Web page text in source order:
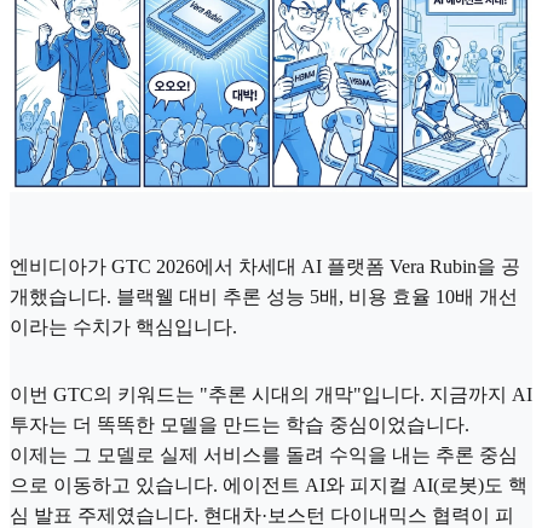
엔비디아가 GTC 2026에서 차세대 AI 플랫폼 Vera Rubin을 공
개했습니다. 블랙웰 대비 추론 성능 5배, 비용 효율 10배 개선
이라는 수치가 핵심입니다.
이번 GTC의 키워드는 "추론 시대의 개막"입니다. 지금까지 AI
투자는 더 똑똑한 모델을 만드는 학습 중심이었습니다.
이제는 그 모델로 실제 서비스를 돌려 수익을 내는 추론 중심
으로 이동하고 있습니다. 에이전트 AI와 피지컬 AI(로봇)도 핵
심 발표 주제였습니다. 현대차·보스턴 다이내믹스 협력이 피